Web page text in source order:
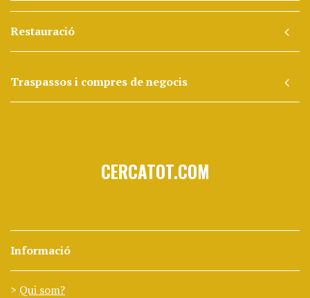
Restauració
Traspassos i compres de negocis
CERCATOT.COM
Informació
Qui som?